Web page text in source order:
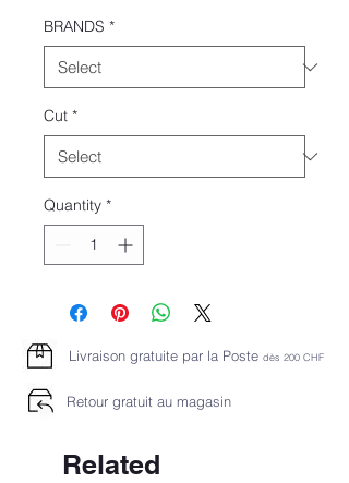
BRANDS *
Cut *
Quantity *
Livraison gratuite par la Poste dès 200 CHF
Retour gratuit au magasin
Related